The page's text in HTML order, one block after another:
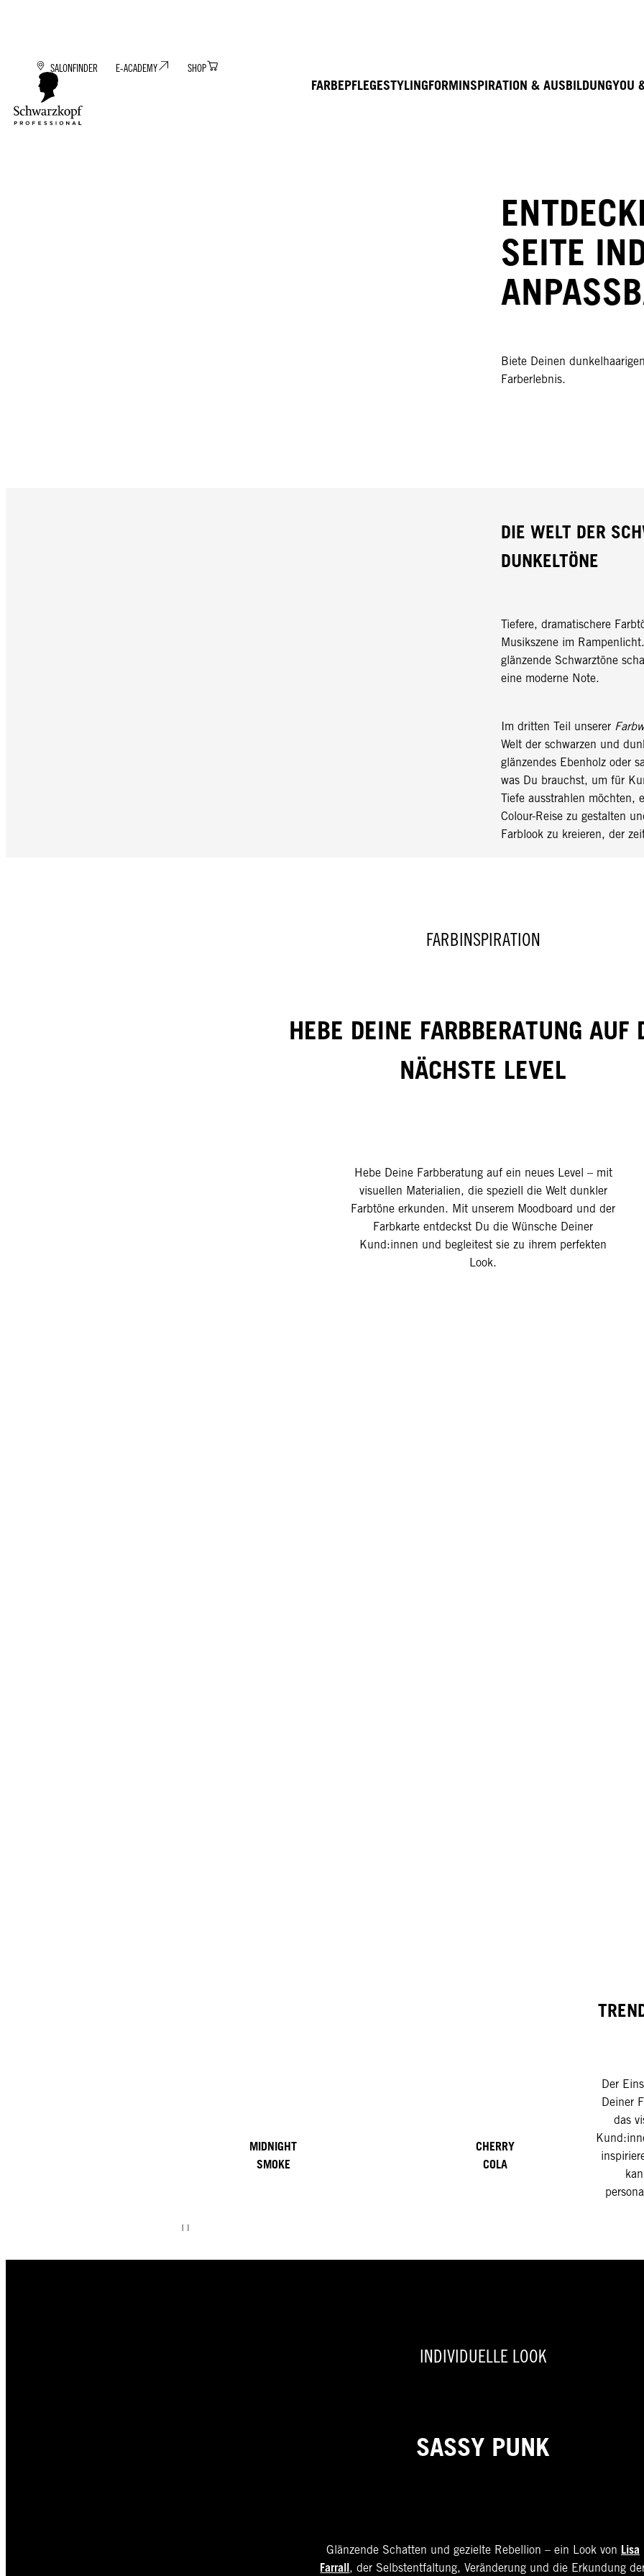
FARBEPFLEGESTYLINGFORMINSPIRATION & AUSBILDUNGYOU
SALONFINDER E-ACADEMY SHOP
SEITE
Biete Deinen
Farberlebnis.
DIE WELT DER
DUNKELTÖNE
Tiefere, dramatischere
Musikszene im
glänzende Schwarztöne
eine moderne Note.
Im dritten Teil unserer
Welt der schwarzen und
glänzendes Ebenholz oder
was Du brauchst, um für
Tiefe ausstrahlen möchten,
Colour-Reise zu gestalten
Farblook zu kreieren, der
FARBINSPIRATION
HEBE DEINE FARBBERATUNG AUF
NÄCHSTE LEVEL
Hebe Deine Farbberatung auf ein neues Level – mit
visuellen Materialien, die speziell die Welt dunkler
Farbtöne erkunden. Mit unserem Moodboard und der
Farbkarte entdeckst Du die Wünsche Deiner
Kund:innen und begleitest sie zu ihrem perfekten
Look.
MIDNIGHT
SMOKE
CHERRY
COLA
Der
Deiner
das
INDIVIDUELLE LOOK
SASSY PUNK
Glänzende Schatten und gezielte Rebellion – ein Look von Lisa
Farrall, der Selbstentfaltung, Veränderung und die Erkundung